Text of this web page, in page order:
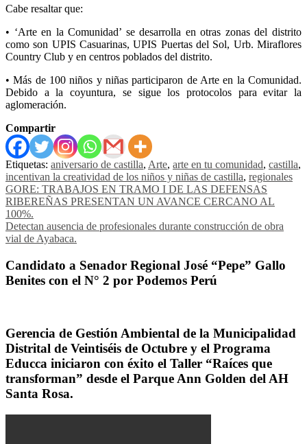
Cabe resaltar que:
• ‘Arte en la Comunidad’ se desarrolla en otras zonas del distrito
como son UPIS Casuarinas, UPIS Puertas del Sol, Urb. Miraflores
Country Club y en centros poblados del distrito.
• Más de 100 niños y niñas participaron de Arte en la Comunidad.
Debido a la coyuntura, se sigue los protocolos para evitar la
aglomeración.
Compartir
Etiquetas: aniversario de castilla, Arte, arte en tu comunidad, castilla,
incentivan la creatividad de los niños y niñas de castilla, regionales
Navegación
de
entradas
GORE: TRABAJOS EN TRAMO I DE LAS DEFENSAS
RIBEREÑAS PRESENTAN UN AVANCE CERCANO AL
100%.
Detectan ausencia de profesionales durante construcción de obra
vial de Ayabaca.
Candidato a Senador Regional José “Pepe” Gallo
Benites con el N° 2 por Podemos Perú
Gerencia de Gestión Ambiental de la Municipalidad
Distrital de Veintiséis de Octubre y el Programa
Educca iniciaron con éxito el Taller “Raíces que
transforman” desde el Parque Ann Golden del AH
Santa Rosa.